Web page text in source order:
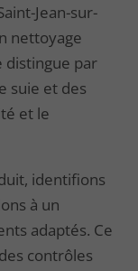
Jean-sur-
nettoyage
distingue par
suie et des
et le
identifions
à un
adaptés. Ce
contrôles